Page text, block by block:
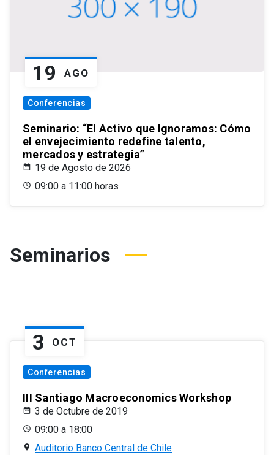
19 AGO
Conferencias
Seminario: “El Activo que Ignoramos: Cómo
el envejecimiento redefine talento,
mercados y estrategia”
19 de Agosto de 2026
09:00 a 11:00 horas
Seminarios
3 OCT
Conferencias
III Santiago Macroeconomics Workshop
3 de Octubre de 2019
09:00 a 18:00
Auditorio Banco Central de Chile